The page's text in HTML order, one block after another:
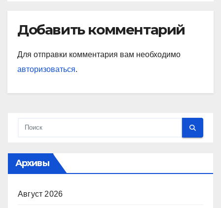
Добавить комментарий
Для отправки комментария вам необходимо
авторизоваться.
Архивы
Август 2026